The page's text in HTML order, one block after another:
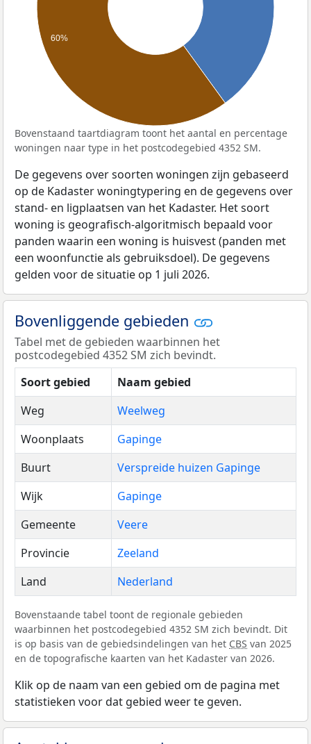
60%
Bovenstaand taartdiagram toont het aantal en percentage
woningen naar type in het postcodegebied 4352 SM.
De gegevens over soorten woningen zijn gebaseerd
op de Kadaster woningtypering en de gegevens over
stand- en ligplaatsen van het Kadaster. Het soort
woning is geografisch-algoritmisch bepaald voor
panden waarin een woning is huisvest (panden met
een woonfunctie als gebruiksdoel). De gegevens
gelden voor de situatie op 1 juli 2026.
Bovenliggende gebieden
Tabel met de gebieden waarbinnen het
postcodegebied 4352 SM zich bevindt.
Soort gebied
Naam gebied
Weg
Weelweg
Woonplaats
Gapinge
Buurt
Verspreide huizen Gapinge
Wijk
Gapinge
Gemeente
Veere
Provincie
Zeeland
Land
Nederland
Bovenstaande tabel toont de regionale gebieden
waarbinnen het postcodegebied 4352 SM zich bevindt. Dit
is op basis van de gebiedsindelingen van het CBS van 2025
en de topografische kaarten van het Kadaster van 2026.
Klik op de naam van een gebied om de pagina met
statistieken voor dat gebied weer te geven.